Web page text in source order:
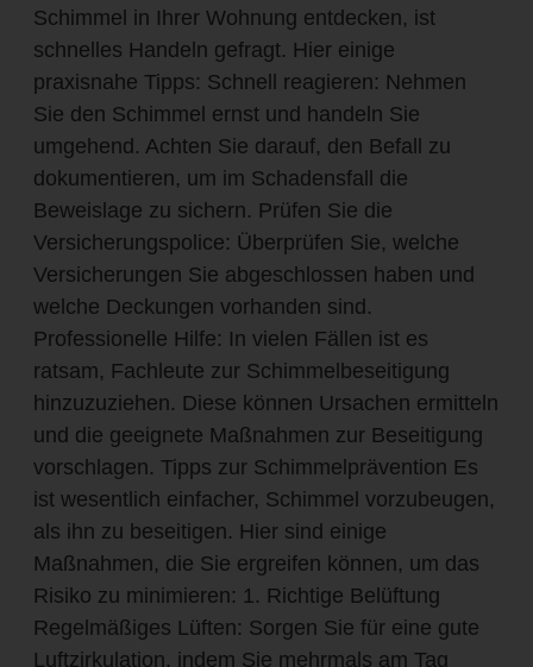
Schimmel in Ihrer Wohnung entdecken, ist
schnelles Handeln gefragt. Hier einige
praxisnahe Tipps: Schnell reagieren: Nehmen
Sie den Schimmel ernst und handeln Sie
umgehend. Achten Sie darauf, den Befall zu
dokumentieren, um im Schadensfall die
Beweislage zu sichern. Prüfen Sie die
Versicherungspolice: Überprüfen Sie, welche
Versicherungen Sie abgeschlossen haben und
welche Deckungen vorhanden sind.
Professionelle Hilfe: In vielen Fällen ist es
ratsam, Fachleute zur Schimmelbeseitigung
hinzuzuziehen. Diese können Ursachen ermitteln
und die geeignete Maßnahmen zur Beseitigung
vorschlagen. Tipps zur Schimmelprävention Es
ist wesentlich einfacher, Schimmel vorzubeugen,
als ihn zu beseitigen. Hier sind einige
Maßnahmen, die Sie ergreifen können, um das
Risiko zu minimieren: 1. Richtige Belüftung
Regelmäßiges Lüften: Sorgen Sie für eine gute
Luftzirkulation, indem Sie mehrmals am Tag